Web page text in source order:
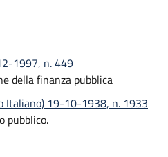
1997, n. 449
della finanza pubblica
Italiano) 19-10-1938, n. 1933
pubblico.